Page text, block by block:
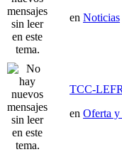
en Noticias
TCC-
en Oferta y